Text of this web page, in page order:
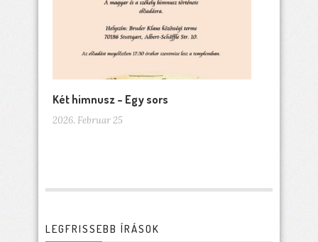
Két himnusz – Egy sors
2026. Februar 25
LEGFRISSEBB ÍRÁSOK